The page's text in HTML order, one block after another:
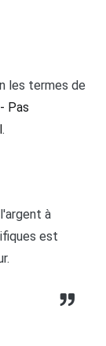
les termes de
Pas
.
à
est